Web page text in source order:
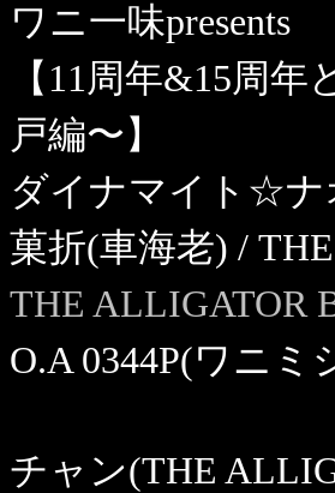
ワニ一味presents
【11周年&15周
戸編〜】
ダイナマイト☆ナ
菓折(車海老) /
THE ALLIGATOR
O.A 0344P(ワニ
チャン(THE